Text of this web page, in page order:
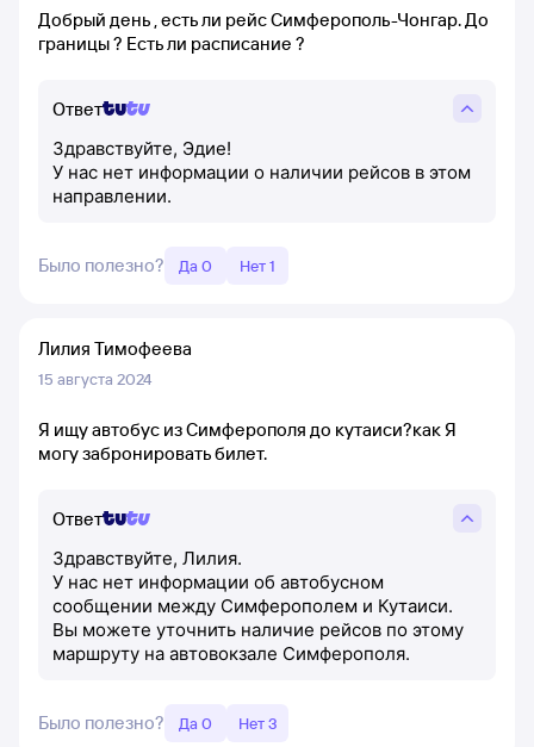
Добрый день , есть ли рейс Симферополь-Чонгар. До
границы ? Есть ли расписание ?
Ответ
Здравствуйте, Эдие!
У нас нет информации о наличии рейсов в этом
направлении.
Было полезно? Да 0 Нет 1
Лилия Тимофеева
15 августа 2024
Я ищу автобус из Симферополя до кутаиси?как Я
могу забронировать билет.
Ответ
Здравствуйте, Лилия.
У нас нет информации об автобусном
сообщении между Симферополем и Кутаиси.
Вы можете уточнить наличие рейсов по этому
маршруту на автовокзале Симферополя.
Было полезно? Да 0 Нет 3